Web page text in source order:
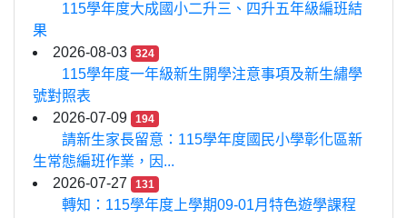
115學年度大成國小二升三、四升五年級編班結
果
2026-08-03
324
115學年度一年級新生開學注意事項及新生繡學
號對照表
2026-07-09
194
請新生家長留意：115學年度國民小學彰化區新
生常態編班作業，因...
2026-07-27
131
轉知：115學年度上學期09-01月特色遊學課程